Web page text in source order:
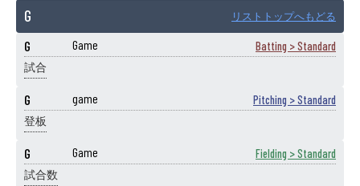
G リストトップへもどる
G Game Batting > Standard
試合
G game Pitching > Standard
登板
G Game Fielding > Standard
試合数